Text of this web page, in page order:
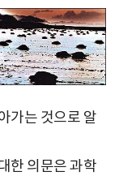
가는 것으로 알
한 의문은 과학